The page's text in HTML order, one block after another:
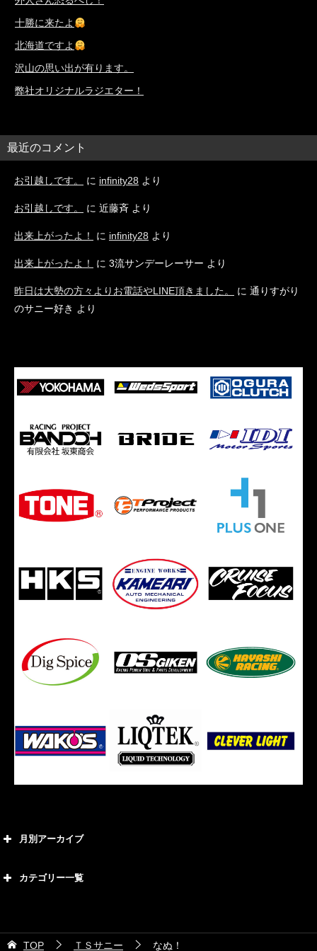
十勝に来たよ
北海道ですよ
沢山の思い出が有ります。
弊社オリジナルラジエター！
最近のコメント
お引越しです。 に infinity28 より
お引越しです。 に 近藤斉 より
出来上がったよ！ に infinity28 より
出来上がったよ！ に 3流サンデーレーサー より
昨日は大勢の方々よりお電話やLINE頂きました。 に 通りすがり
のサニー好き より
月別アーカイブ
2026年5月
カテゴリー一覧
21号車
TOP
ＴＳサニー なぬ！